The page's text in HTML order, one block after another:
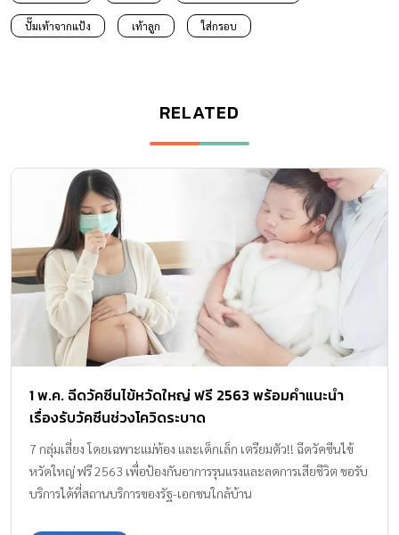
ปั๊มเท้าจากแป้ง เท้าลูก ใส่กรอบ
RELATED
1 พ.ค. ฉีดวัคซีนไข้หวัดใหญ่ ฟรี 2563 พร้อมคำแนะนำ
เรื่องรับวัคซีนช่วงโควิดระบาด
7 กลุ่มเสี่ยง โดยเฉพาะแม่ท้อง และเด็กเล็ก เตรียมตัว!! ฉีดวัคซีนไข้
หวัดใหญ่ ฟรี 2563 เพื่อป้องกันอาการรุนแรงและลดการเสียชีวิต ขอรับ
บริการได้ที่สถานบริการของรัฐ-เอกชนใกล้บ้าน